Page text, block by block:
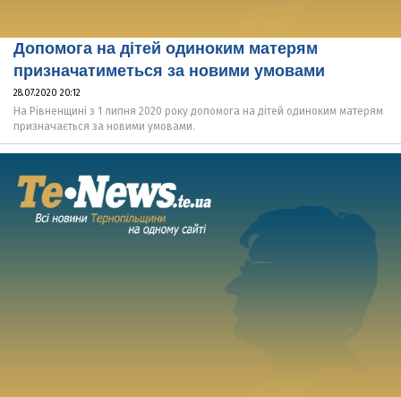
Допомога на дітей одиноким матерям
призначатиметься за новими умовами
28.07.2020 20:12
На Рівненщині з 1 липня 2020 року допомога на дітей одиноким матерям
призначається за новими умовами.